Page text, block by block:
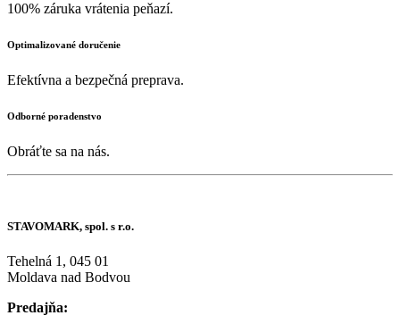
100% záruka vrátenia peňazí.
Optimalizované doručenie
Efektívna a bezpečná preprava.
Odborné poradenstvo
Obráťte sa na nás.
STAVOMARK, spol. s r.o.
Tehelná 1, 045 01
Moldava nad Bodvou
Predajňa: